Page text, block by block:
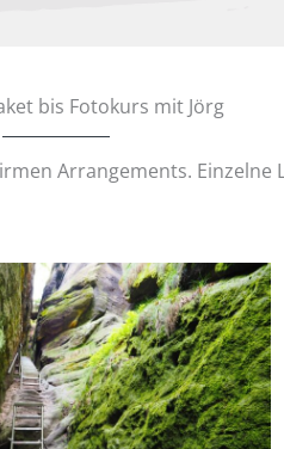
bis Fotokurs mit Jörg
Arrangements. Einzelne